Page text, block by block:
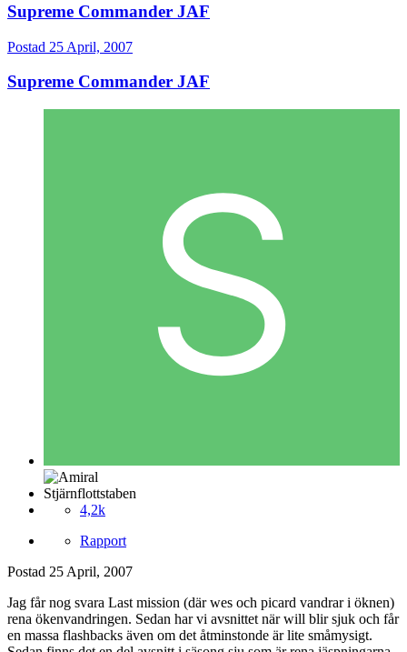
Supreme Commander JAF
Postad 25 April, 2007
Supreme Commander JAF
Stjärnflottstaben
4,2k
Rapport
Postad 25 April, 2007
Jag får nog svara Last mission (där wes och picard vandrar i öknen)
rena ökenvandringen. Sedan har vi avsnittet när will blir sjuk och får
en massa flashbacks även om det åtminstonde är lite småmysigt.